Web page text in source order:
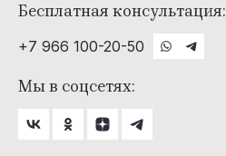
Бесплатная консультация:
+7 966 100-20-50
Мы в соцсетях: